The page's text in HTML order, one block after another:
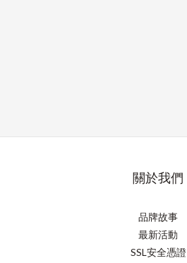
關於我們
品牌故事
最新活動
SSL安全憑證